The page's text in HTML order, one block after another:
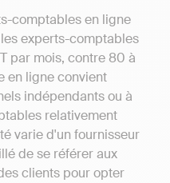
comptables en ligne
experts-comptables
par mois, contre 80 à
en ligne convient
indépendants ou à
relativement
varie d'un fournisseur
de se référer aux
clients pour opter